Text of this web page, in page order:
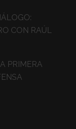
CON RAÚL
PRIMERA